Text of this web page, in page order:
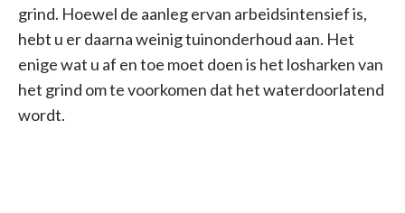
grind. Hoewel de aanleg ervan arbeidsintensief is,
hebt u er daarna weinig tuinonderhoud aan. Het
enige wat u af en toe moet doen is het losharken van
het grind om te voorkomen dat het waterdoorlatend
wordt.